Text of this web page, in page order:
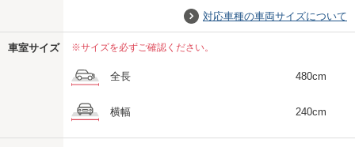
対応車種の車両サイズについて
車室サイズ ※サイズを必ずご確認ください。
全長 480cm
横幅 240cm